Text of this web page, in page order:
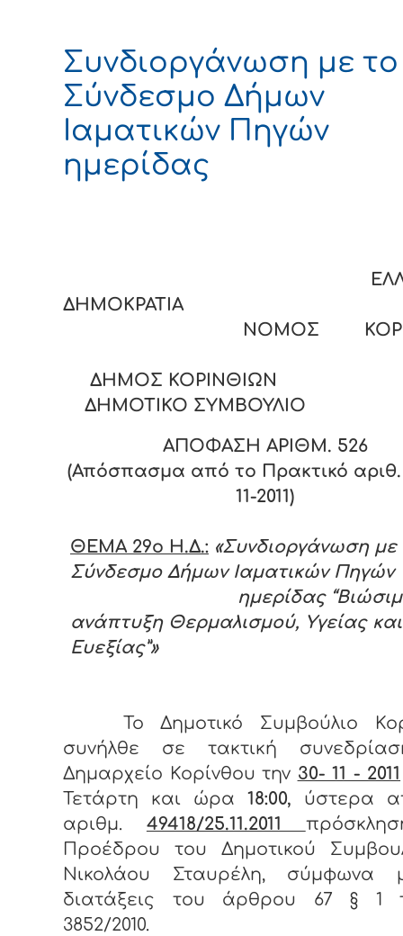
Συνδιοργάνωση με το
Σύνδεσμο Δήμων
Ιαματικών Πηγών
ημερίδας
ΝΟΜΟΣ
ΔΗΜΟΣ ΚΟΡΙΝΘΙΩΝ
ΔΗΜΟΤΙΚΟ ΣΥΜΒΟΥΛΙΟ
ΑΠΟΦΑΣΗ ΑΡΙΘΜ. 526
(Απόσπασμα από το Πρακτικό
11-2011)
ΘΕΜΑ 29ο Η.Δ.: «Συνδιοργάνωση με
Σύνδεσμο Δήμων Ιαματικών
ημερίδας
ανάπτυξη Θερμαλισμού, Υγείας και
Ευεξίας”»
Το Δημοτικό Συμβούλιο
συνήλθε σε τακτική
Δημαρχείο Κορίνθου την 30- 11 - 2011
Τετάρτη και ώρα18:00, ύστερα
αριθμ. 49418/25.11.2011
Προέδρου του Δημοτικού
Νικολάου Σταυρέλη, σύμφωνα
διατάξεις του άρθρου 67 § 1
3852/2010.